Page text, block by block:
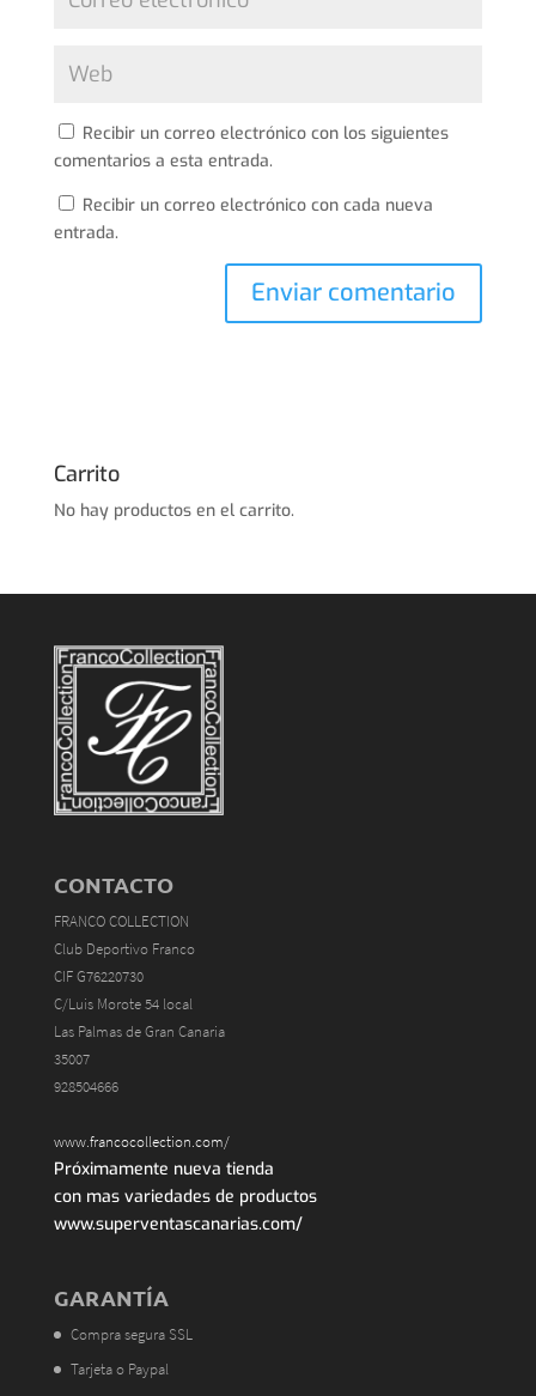
Recibir un correo electrónico con los siguientes
comentarios a esta entrada.
Recibir un correo electrónico con cada nueva
entrada.
Carrito
No hay productos en el carrito.
CONTACTO
FRANCO COLLECTION
Club Deportivo Franco
CIF G76220730
C/Luis Morote 54 local
Las Palmas de Gran Canaria
35007
928504666
www.francocollection.com/
Próximamente nueva tienda
con mas variedades de productos
www.superventascanarias.com/
GARANTÍA
Compra segura SSL
Tarjeta o Paypal